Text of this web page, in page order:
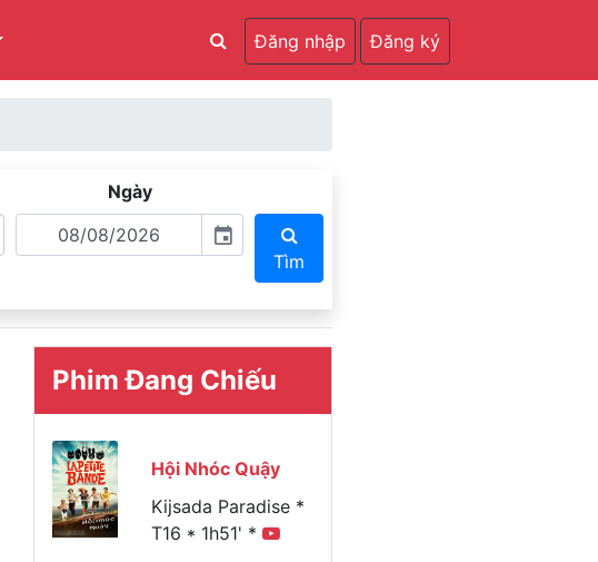
Đăng nhập Đăng ký
Ngày
event
Tìm
Phim Đang Chiếu
Hội Nhóc Quậy
Kijsada Paradise *
T16 * 1h51' *